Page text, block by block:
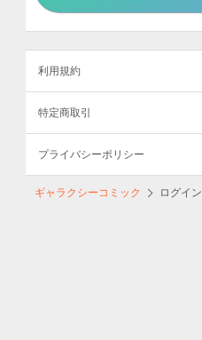
利用規約
特定商取引
プライバシーポリシー
ギャラクシーコミック ログイン